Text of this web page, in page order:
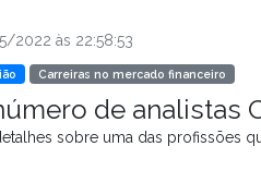
2022 às 22:58:53
Carreiras no mercado financeiro
de analistas
sobre uma das profissões